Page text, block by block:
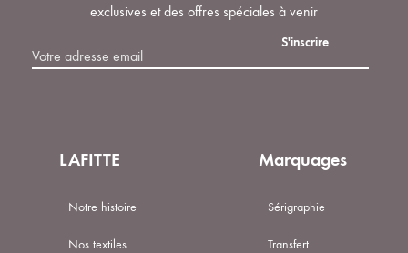
exclusives et des offres spéciales à venir
LAFITTE
Notre histoire
Nos textiles
Marquages
Sérigraphie
Transfert